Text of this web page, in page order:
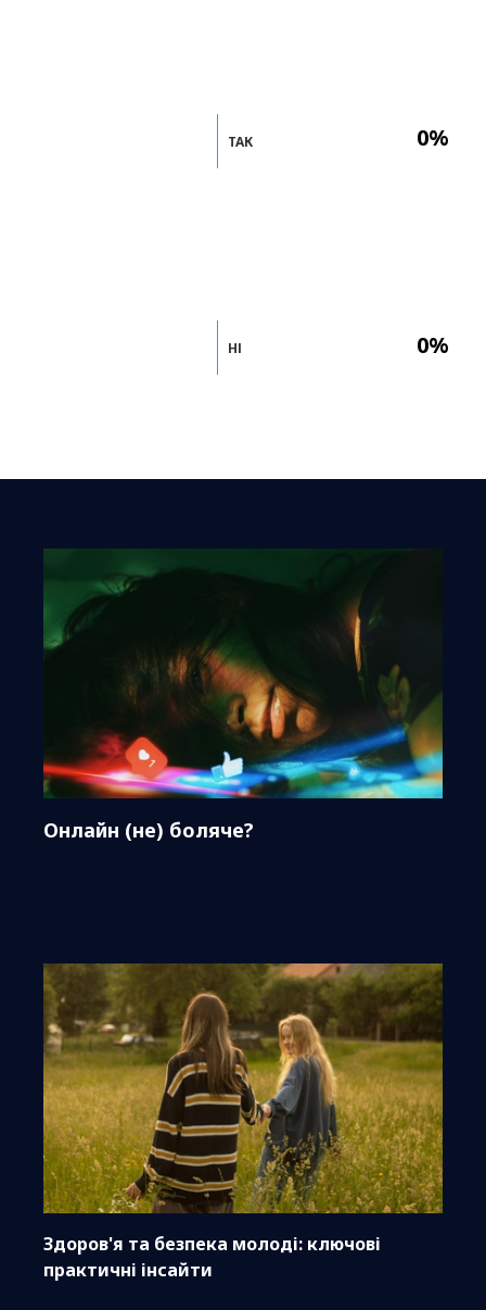
0%
0%
ТАК
НІ
Онлайн (не) боляче?
Здоров'я та безпека молоді: ключові
практичні інсайти